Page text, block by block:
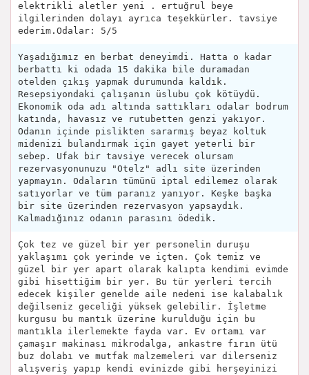
elektrikli aletler yeni . ertuğrul beye
ilgilerinden dolayı ayrıca teşekkürler. tavsiye
ederim.Odalar: 5/5
Yaşadığımız en berbat deneyimdi. Hatta o kadar
berbattı ki odada 15 dakika bile duramadan
otelden çıkış yapmak durumunda kaldık.
Resepsiyondaki çalışanın üslubu çok kötüydü.
Ekonomik oda adı altında sattıkları odalar bodrum
katında, havasız ve rutubetten genzi yakıyor.
Odanın içinde pislikten sararmış beyaz koltuk
midenizi bulandırmak için gayet yeterli bir
sebep. Ufak bir tavsiye verecek olursam
rezervasyonunuzu "Otelz" adlı site üzerinden
yapmayın. Odaların tümünü iptal edilemez olarak
satıyorlar ve tüm paranız yanıyor. Keşke başka
bir site üzerinden rezervasyon yapsaydık.
Kalmadığınız odanın parasını ödedik.
Çok tez ve güzel bir yer personelin duruşu
yaklaşımı çok yerinde ve içten. Çok temiz ve
güzel bir yer apart olarak kalıpta kendimi evimde
gibi hisettiğim bir yer. Bu tür yerleri tercih
edecek kişiler genelde aile nedeni ise kalabalık
değilseniz geceliği yüksek gelebilir. İşletme
kurgusu bu mantık üzerine kurulduğu için bu
mantıkla ilerlemekte fayda var. Ev ortamı var
çamaşır makinası mikrodalga, ankastre fırın ütü
buz dolabı ve mutfak malzemeleri var dilerseniz
alışveriş yapıp kendi evinizde gibi herşeyinizi